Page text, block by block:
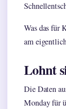
Was das für
am
Lohnt
Die Daten
Monday für